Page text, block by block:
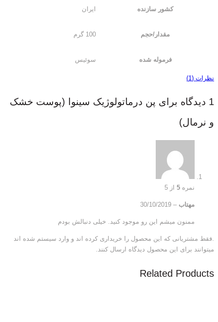
کشور سازنده ایران
مقدار/حجم 100 گرم
فرموله شده سوئیس
نظرات (1)
1 دیدگاه برای
پن درماتولوژیک سینوا (پوست خشک
و نرمال)
نمره 5 از 5
مهتاب –
30/10/2019
ممنون میشم این رو موجود کنید. خیلی دنبالش بودم
.فقط مشتریانی که این محصول را خریداری کرده اند و وارد سیستم شده اند
میتوانند برای این محصول دیدگاه ارسال کنند.
Related Products